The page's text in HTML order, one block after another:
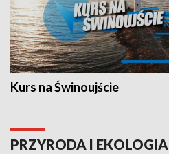
Kurs na Świnoujście
PRZYRODA I EKOLOGIA